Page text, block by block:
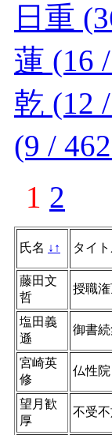
日重
蓮 (16
乾 (12
(9 /
1 2
氏名 ↓ ↑ タイ
藤田文
哲
授職
塩田義
遜
御書
宮崎英
修
仏性
望月歓
厚
不受